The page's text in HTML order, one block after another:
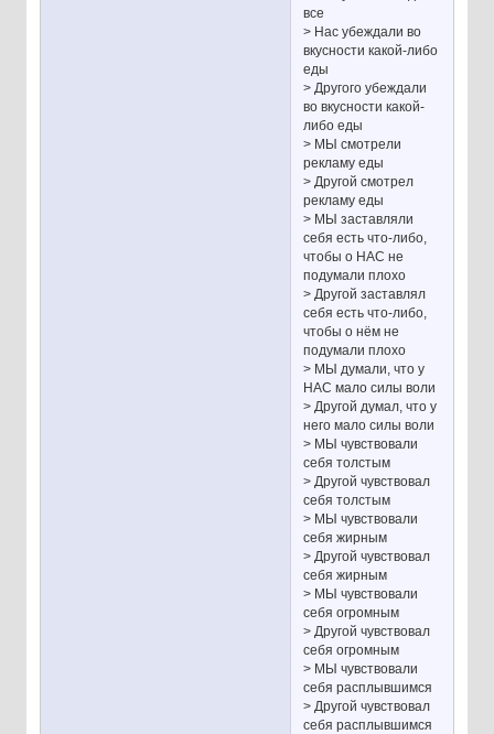
все
> Нас убеждали во
вкусности какой-либо
еды
> Другого убеждали
во вкусности какой-
либо еды
> МЫ смотрели
рекламу еды
> Другой смотрел
рекламу еды
> МЫ заставляли
себя есть что-либо,
чтобы о НАС не
подумали плохо
> Другой заставлял
себя есть что-либо,
чтобы о нём не
подумали плохо
> МЫ думали, что у
НАС мало силы воли
> Другой думал, что у
него мало силы воли
> МЫ чувствовали
себя толстым
> Другой чувствовал
себя толстым
> МЫ чувствовали
себя жирным
> Другой чувствовал
себя жирным
> МЫ чувствовали
себя огромным
> Другой чувствовал
себя огромным
> МЫ чувствовали
себя расплывшимся
> Другой чувствовал
себя расплывшимся